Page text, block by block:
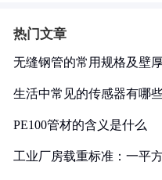
热门文章
无缝钢管的常用规格及壁
生活中常见的传感器有哪
PE100管材的含义是什么
工业厂房载重标准：一平